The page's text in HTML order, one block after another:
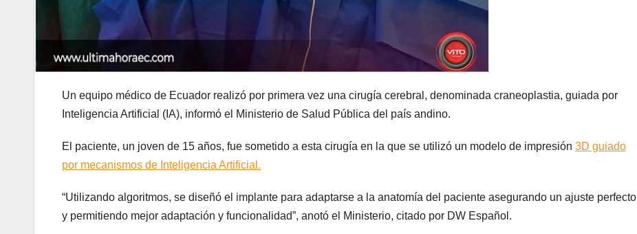
Un equipo médico de Ecuador realizó por primera vez una cirugía cerebral, denominada craneoplastia, guiada por
Inteligencia Artificial (IA), informó el Ministerio de Salud Pública del país andino.
El paciente, un joven de 15 años, fue sometido a esta cirugía en la que se utilizó un modelo de impresión 3D guiado
por mecanismos de Inteligencia Artificial.
“Utilizando algoritmos, se diseñó el implante para adaptarse a la anatomía del paciente asegurando un ajuste perfecto
y permitiendo mejor adaptación y funcionalidad”, anotó el Ministerio, citado por DW Español.